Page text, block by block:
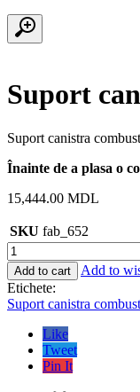
Suport
Suport canistra
Înainte de a plasa o
15,444.00 MDL
SKU fab_652
Cantitate
Suport
canistra
combustibil
20L
Toyota
Add to cart Add to
Etichete:
Suport canistra
Like
Tweet
Pin It